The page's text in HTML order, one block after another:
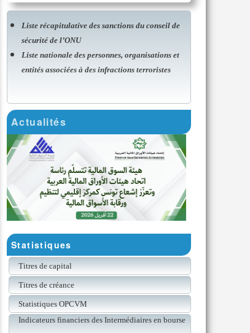
Liste récapitulative des sanctions du conseil de
sécurité de l’ONU
Liste nationale des personnes, organisations et
entités associées à des infractions terroristes
Actualités
Statistiques
Titres de capital
Titres de créance
Statistiques OPCVM
Indicateurs financiers des Intermédiaires en bourse